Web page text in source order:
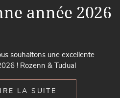
année 2026
souhaitons une excellente
! Rozenn & Tudual
LA SUITE